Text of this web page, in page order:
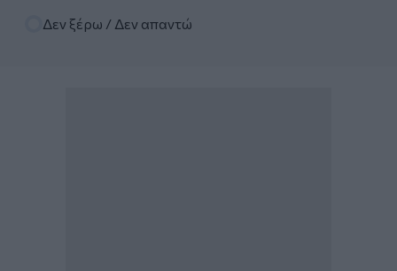
Δεν ξέρω / Δεν απαντώ